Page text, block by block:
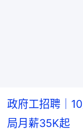
政府工招聘｜
局月薪35K起